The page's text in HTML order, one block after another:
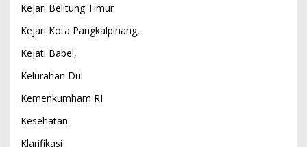
Kejari Belitung Timur
Kejari Kota Pangkalpinang,
Kejati Babel,
Kelurahan Dul
Kemenkumham RI
Kesehatan
Klarifikasi